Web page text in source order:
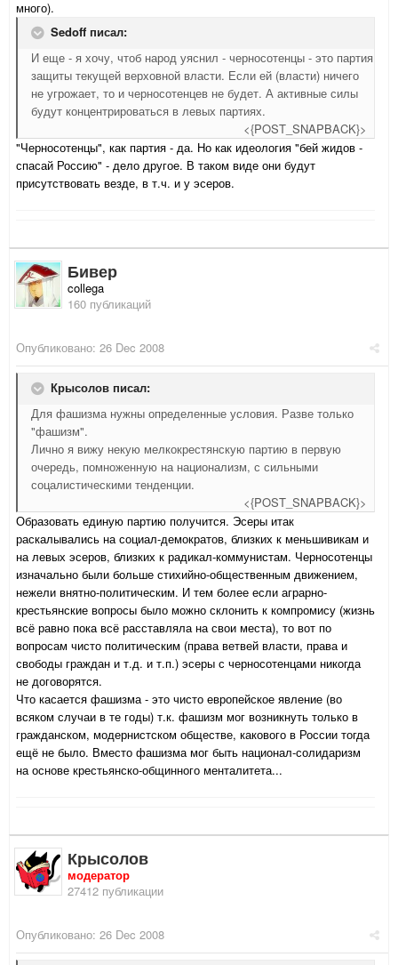
много).
Sedoff писал:
И еще - я хочу, чтоб народ уяснил - черносотенцы - это партия
защиты текущей верховной власти. Если ей (власти) ничего
не угрожает, то и черносотенцев не будет. А активные силы
будут концентрироваться в левых партиях.
<{POST_SNAPBACK}>
"Черносотенцы", как партия - да. Но как идеология "бей жидов -
спасай Россию" - дело другое. В таком виде они будут
присутствовать везде, в т.ч. и у эсеров.
Бивер
collega
160 публикаций
Опубликовано: 26 Dec 2008
Крысолов писал:
Для фашизма нужны определенные условия. Разве только
"фашизм".
Лично я вижу некую мелкокрестянскую партию в первую
очередь, помноженную на национализм, с сильными
соцалистическими тенденции.
<{POST_SNAPBACK}>
Образовать единую партию получится. Эсеры итак
раскалывались на социал-демократов, близких к меньшивикам и
на левых эсеров, близких к радикал-коммунистам. Черносотенцы
изначально были больше стихийно-общественным движением,
нежели внятно-политическим. И тем более если аграрно-
крестьянские вопросы было можно склонить к компромису (жизнь
всё равно пока всё расставляла на свои места), то вот по
вопросам чисто политическим (права ветвей власти, права и
свободы граждан и т.д. и т.п.) эсеры с черносотенцами никогда
не договорятся.
Что касается фашизма - это чисто европейское явление (во
всяком случаи в те годы) т.к. фашизм мог возникнуть только в
гражданском, модернистском обществе, какового в России тогда
ещё не было. Вместо фашизма мог быть национал-солидаризм
на основе крестьянско-общинного менталитета...
Крысолов
модератор
27412 публикации
Опубликовано: 26 Dec 2008